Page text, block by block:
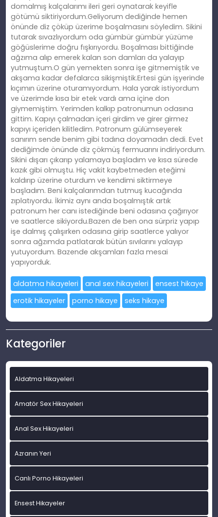
domalmış kalçalarımı ileri geri oynatarak keyifle
götümü siktiriyordum.Geliyorum dediğinde hemen
önünde diz çöküp üzerime boşalmasını söyledim. Sikini
tutarak sıvazlıyordum oda gümbür gümbür yüzüme
göğüslerime doğru fışkırıyordu. Boşalması bittiğinde
ağzıma alıp emerek kalan son damları da yalayıp
yutmuştum.O gün yemekten sonra işe gitmemiştik ve
akşama kadar defalarca sikişmiştik.Ertesi gün işyerinde
kıçımın üzerine oturamıyordum. Hala yarak istiyordum
ve üzerimde kısa bir etek vardı ama içine don
giymemiştim. Yerimden kalkıp patronumun odasına
gittim. Kapıyı çalmadan içeri girdim ve girer girmez
kapıyı içeriden kilitledim. Patronum gülümseyerek
sanırım sende benim gibi tadına doyamadın dedi. Evet
dediğimde önünde diz çökmüş fermuarını indiriyordum.
Sikini dışarı çıkarıp yalamaya başladım ve kısa sürede
kazık gibi olmuştu. Hiç vakit kaybetmeden eteğimi
kaldırıp üzerine oturdum ve kendimi siktirmeye
başladım. Beni kalçalarımdan tutmuş kucağında
zıplatıyordu. İkimiz aynı anda boşalmıştık artık
patronum her canı istediğinde beni odasına çağırıyor
ve saatlerce sikiyordu.Bazen de ben ona sürpriz yapıp
işe dalmış çalışırken odasına girip saatlerce yalıyor
sonra ağzımda patlatarak bütün sıvılarını yalayıp
yutuyordum. Bazende akşamları fazla mesai
yapıyorduk.
aldatma hikayeleri anal sex hikayeleri
ensest hikaye
erotik hikayeler
porno hikaye seks hikaye
Kategoriler
Aldatma Hikayeleri
Amatör Sex Hikayeleri
Anal Sex Hikayeleri
Azranın Yeri
Canlı Porno Hikayeleri
Ensest Hikayeler